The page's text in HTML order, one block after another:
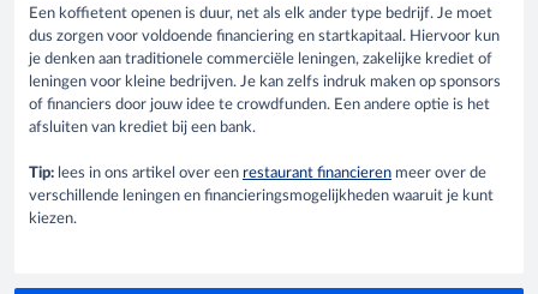
Een koffietent openen is duur, net als elk ander type bedrijf. Je moet
dus zorgen voor voldoende financiering en startkapitaal. Hiervoor kun
je denken aan traditionele commerciële leningen, zakelijke krediet of
leningen voor kleine bedrijven. Je kan zelfs indruk maken op sponsors
of financiers door jouw idee te crowdfunden. Een andere optie is het
afsluiten van krediet bij een bank.
Tip: lees in ons artikel over een restaurant financieren meer over de
verschillende leningen en financieringsmogelijkheden waaruit je kunt
kiezen.